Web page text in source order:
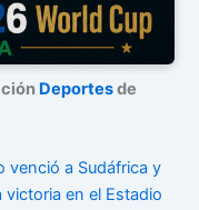
Deportesde
venció a Sudáfrica y
en el Estadio